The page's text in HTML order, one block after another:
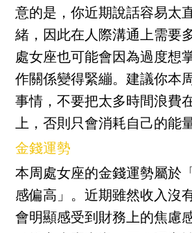
意的是，你近期說話容易太
緒，因此在人際溝通上需要
處女座也可能會因為過度想
作關係變得緊繃。建議你本
事情，不要把太多時間浪費
上，否則只會消耗自己的能量
金錢運勢
本周處女座的金錢運勢屬於
感偏高」。近期雖然收入沒
會明顯感受到財務上的焦慮